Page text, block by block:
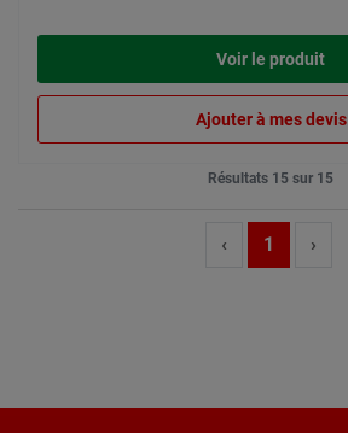
Voir le produit
Ajouter à mes devis
Résultats 15 sur 15
‹ 1 ›